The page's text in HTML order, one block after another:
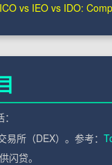
ICO vs IEO vs IDO:
易所（DEX）。参考：
闪贷。